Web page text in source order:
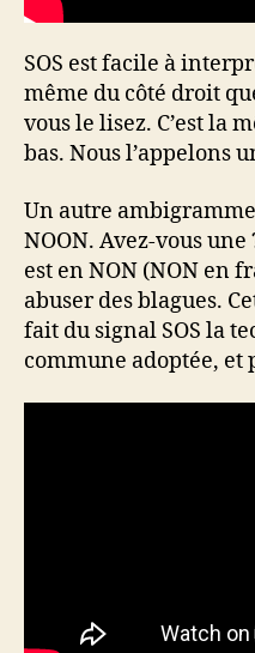
SOS est facile à
même du côté droit
vous le lisez. C’est la
bas. Nous l’appelons
Un autre
NOON. Avez-vous une
est en NON (NON en
abuser des blagues.
fait du signal SOS la
commune adoptée, et